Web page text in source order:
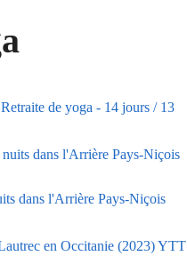
Retraite de yoga - 14 jours / 13
dans l'Arrière Pays-Niçois
YTT